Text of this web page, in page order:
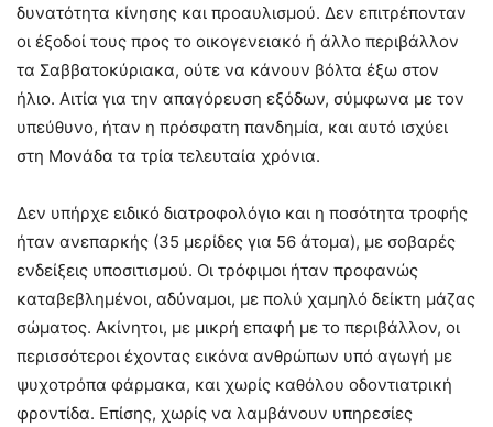
δυνατότητα κίνησης και προαυλισμού. Δεν επιτρέπονταν
οι έξοδοί τους προς το οικογενειακό ή άλλο περιβάλλον
τα Σαββατοκύριακα, ούτε να κάνουν βόλτα έξω στον
ήλιο. Αιτία για την απαγόρευση εξόδων, σύμφωνα με τον
υπεύθυνο, ήταν η πρόσφατη πανδημία, και αυτό ισχύει
στη Μονάδα τα τρία τελευταία χρόνια.
Δεν υπήρχε ειδικό διατροφολόγιο και η ποσότητα τροφής
ήταν ανεπαρκής (35 μερίδες για 56 άτομα), με σοβαρές
ενδείξεις υποσιτισμού. Οι τρόφιμοι ήταν προφανώς
καταβεβλημένοι, αδύναμοι, με πολύ χαμηλό δείκτη μάζας
σώματος. Ακίνητοι, με μικρή επαφή με το περιβάλλον, οι
περισσότεροι έχοντας εικόνα ανθρώπων υπό αγωγή με
ψυχοτρόπα φάρμακα, και χωρίς καθόλου οδοντιατρική
φροντίδα. Επίσης, χωρίς να λαμβάνουν υπηρεσίες